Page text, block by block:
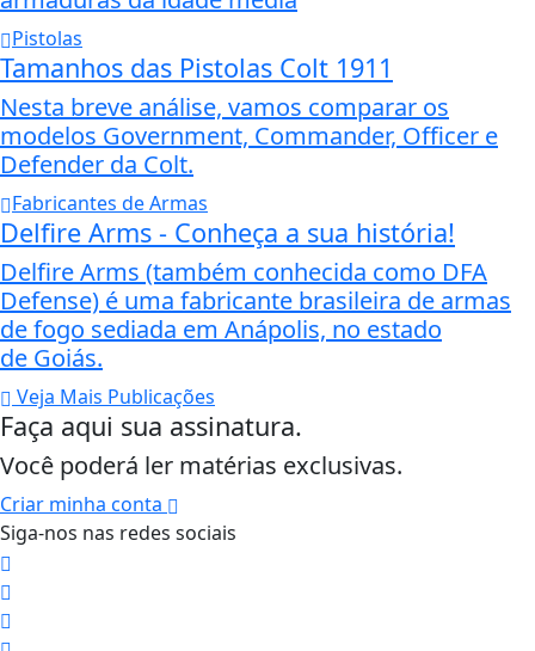
Pistolas
Tamanhos das Pistolas Colt 1911
Nesta breve análise, vamos comparar os
modelos Government, Commander, Officer e
Defender da Colt.
Fabricantes de Armas
Delfire Arms - Conheça a sua história!
Delfire Arms (também conhecida como DFA
Defense) é uma fabricante brasileira de armas
de fogo sediada em Anápolis, no estado
de Goiás.
Veja Mais Publicações
Faça aqui sua assinatura.
Você poderá ler matérias exclusivas.
Criar minha conta
Siga-nos nas redes sociais